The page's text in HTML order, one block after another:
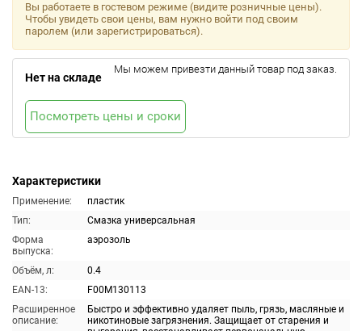
Характеристики
Применение:
пластик
Тип:
Смазка универсальная
Форма
выпуска:
аэрозоль
Объём, л:
0.4
EAN-13:
F00M130113
Расширенное
описание:
Быстро и эффективно удаляет пыль, грязь, масляные и
никотиновые загрязнения. Защищает от старения и
Вы работаете в гостевом режиме (видите розничные цены).
Чтобы увидеть свои цены, вам нужно войти под своим
паролем (или зарегистрироваться).
Нет на складе
Мы можем привезти данный товар под заказ.
Посмотреть цены и сроки